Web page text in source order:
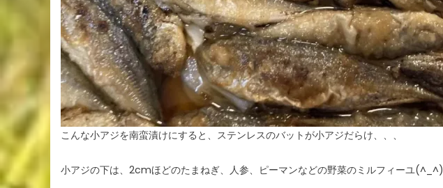
こんな小アジを南蛮漬けにすると、ステンレスのバットが小アジだらけ、、、
小アジの下は、2cmほどのたまねぎ、人参、ピーマンなどの野菜のミルフィーユ(^_^)